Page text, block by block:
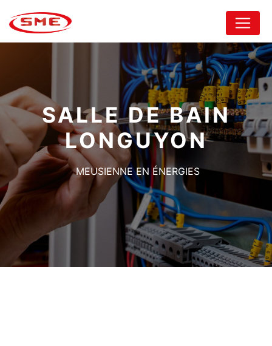
SALLE DE BAIN
LONGUYON
MEUSIENNE EN ÉNERGIES